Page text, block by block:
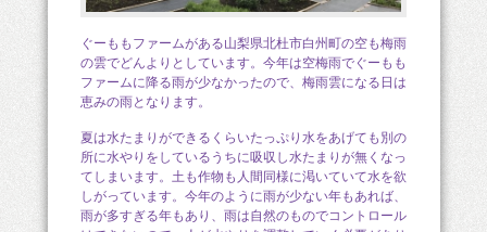
ぐーももファームがある山梨県北杜市白州町の空も梅雨
の雲でどんよりとしています。今年は空梅雨でぐーもも
ファームに降る雨が少なかったので、梅雨雲になる日は
恵みの雨となります。
夏は水たまりができるくらいたっぷり水をあげても別の
所に水やりをしているうちに吸収し水たまりが無くなっ
てしまいます。土も作物も人間同様に渇いていて水を欲
しがっています。今年のように雨が少ない年もあれば、
雨が多すぎる年もあり、雨は自然のものでコントロール